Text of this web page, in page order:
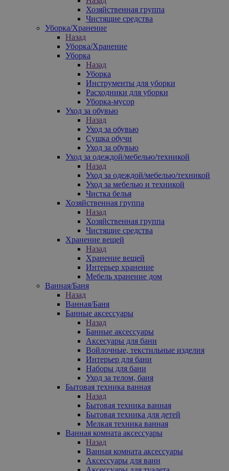
Хозяйственная группа
Чистящие средства
Уборка/Хранение
Назад
Уборка/Хранение
Уборка
Назад
Уборка
Инструменты для уборки
Расходники для уборки
Уборка-мусор
Уход за обувью
Назад
Уход за обувью
Сушка обучи
Уход за обувью
Уход за одеждой/мебелью/техникой
Назад
Уход за одеждой/мебелью/техникой
Уход за мебелью и техникой
Чистка белья
Хозяйственная группа
Назад
Хозяйственная группа
Чистящие средства
Хранение вещей
Назад
Хранение вещей
Интерьер хранение
Мебель хранение дом
Ванная/Баня
Назад
Ванная/Баня
Банные аксессуары
Назад
Банные аксессуары
Аксесуары для бани
Войлочные, текстильные изделия
Интерьер для бани
Наборы для бани
Уход за телом, баня
Бытовая техника ванная
Назад
Бытовая техника ванная
Бытовая техника для детей
Мелкая техника ванная
Ванная комната аксессуары
Назад
Ванная комната аксессуары
Аксессуары для ванн